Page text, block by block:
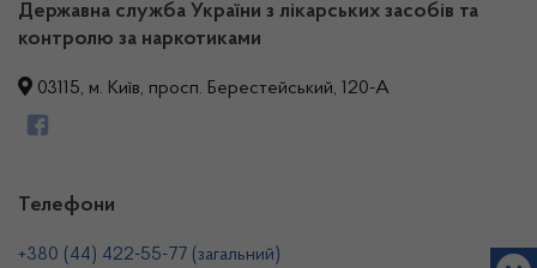
Державна служба України з лікарських засобів та
контролю за наркотиками
03115, м. Київ, просп. Берестейський, 120-А
Телефони
+380 (44) 422-55-77 (загальний)